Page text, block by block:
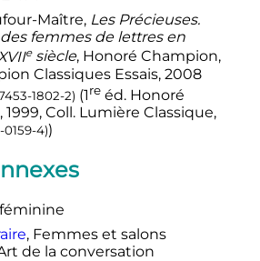
Maître, Les Précieuses.
femmes de lettres en
e siècle, Honoré Champion,
Classiques Essais, 2008
1802-2) (1reéd. Honoré
Coll. Lumière Classique,
0159-4))
, Femmes et salons
de la conversation